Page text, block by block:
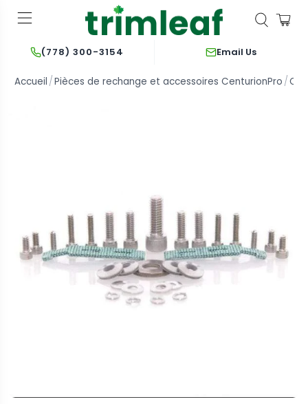
(778) 300-3154 Email Us
Accueil Pièces de rechange et accessoires CenturionPro